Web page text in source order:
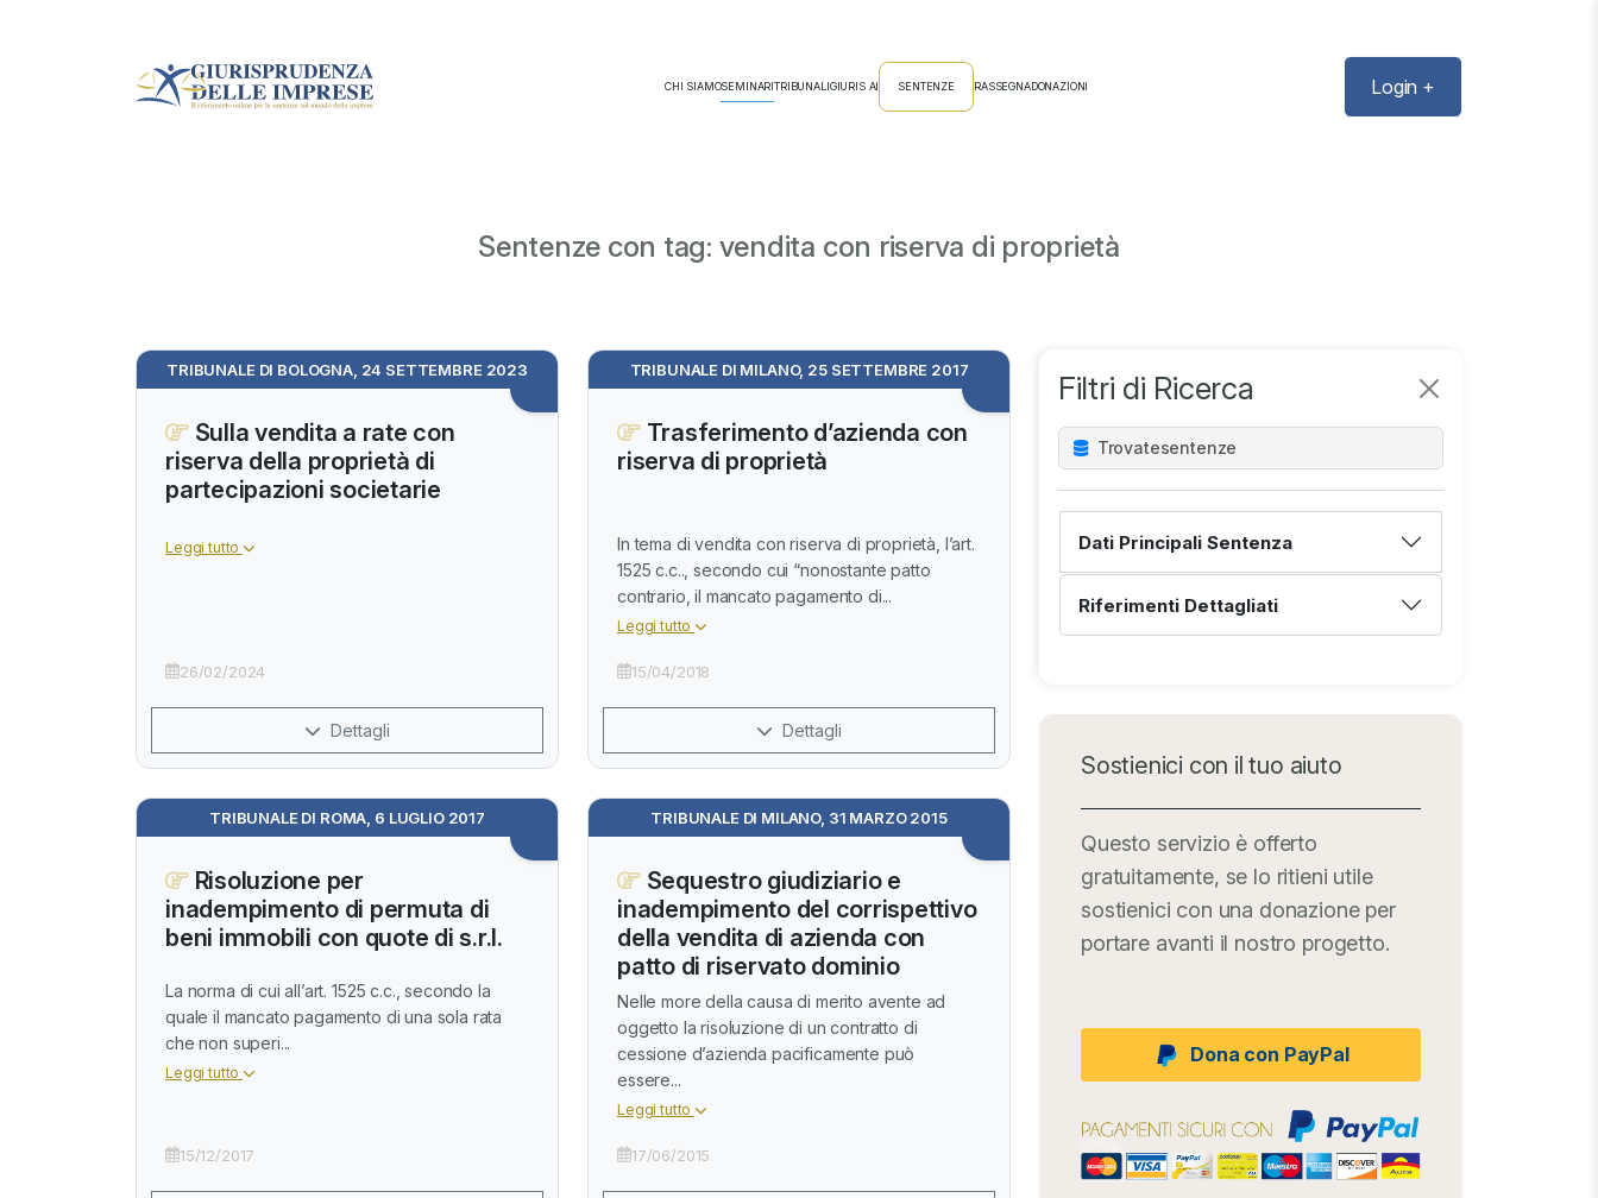
CHI SIAMOSEMINARITRIBUNALIGIURIS AI SENTENZE RASSEGNADONAZIONI Login +
Sentenze con tag: vendita con riserva di proprietà
Filtri di Ricerca
Trovatesentenze
Dati Principali Sentenza
Riferimenti Dettagliati
Sostienici con il tuo aiuto
Questo servizio è offerto
gratuitamente, se lo ritieni utile
sostienici con una donazione per
portare avanti il nostro progetto.
Dona con PayPal
TRIBUNALE DI BOLOGNA, 24 SETTEMBRE 2023
Sulla vendita a rate con
riserva della proprietà di
partecipazioni societarie
Leggi tutto
26/02/2024
Dettagli
TRIBUNALE DI MILANO, 25 SETTEMBRE 2017
Trasferimento d’azienda con
riserva di proprietà
In tema di vendita con riserva di proprietà, l’art.
1525 c.c.., secondo cui “nonostante patto
contrario, il mancato pagamento di...
Leggi tutto
15/04/2018
Dettagli
TRIBUNALE DI ROMA, 6 LUGLIO 2017
Risoluzione per
inadempimento di permuta di
beni immobili con quote di s.r.l.
La norma di cui all’art. 1525 c.c., secondo la
quale il mancato pagamento di una sola rata
che non superi...
Leggi tutto
15/12/2017
TRIBUNALE DI MILANO, 31 MARZO 2015
Sequestro giudiziario e
inadempimento del corrispettivo
della vendita di azienda con
patto di riservato dominio
Nelle more della causa di merito avente ad
oggetto la risoluzione di un contratto di
cessione d’azienda pacificamente può
essere...
Leggi tutto
17/06/2015